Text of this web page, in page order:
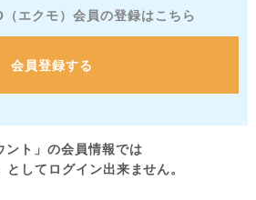
エクモ）会員の登録はこちら
会員登録する
ト」の会員情報では
としてログイン出来ません。